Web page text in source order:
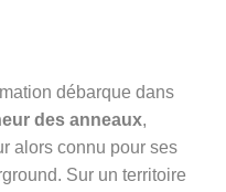
débarque dans
des anneaux,
alors connu pour ses
Sur un territoire